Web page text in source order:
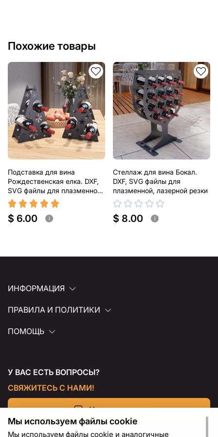
Похожие товары
Подставка для вина
Рождественская елка. DXF,
SVG файлы для плазменной,
лазерной резки
$ 6.00 i
Стеллаж для вина Бокал.
DXF, SVG файлы для
плазменной, лазерной резки
$ 8.00 i
ИНФОРМАЦИЯ
ПРАВИЛА И ПОЛИТИКИ
ПОМОЩЬ
У ВАС ЕСТЬ ВОПРОСЫ?
СВЯЖИТЕСЬ С НАМИ!
Напишите нам
Мы используем файлы cookie
Мы используем файлы cookie и аналогичные